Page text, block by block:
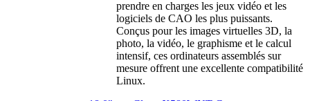
prendre en charges les jeux vidéo et les
logiciels de CAO les plus puissants.
Conçus pour les images virtuelles 3D, la
photo, la vidéo, le graphisme et le calcul
intensif, ces ordinateurs assemblés sur
mesure offrent une excellente compatibilité
Linux.